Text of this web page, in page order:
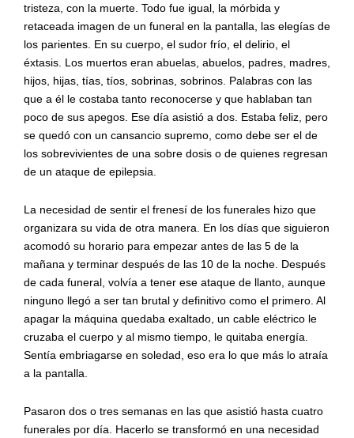
tristeza, con la muerte. Todo fue igual, la mórbida y
retaceada imagen de un funeral en la pantalla, las elegías de
los parientes. En su cuerpo, el sudor frío, el delirio, el
éxtasis. Los muertos eran abuelas, abuelos, padres, madres,
hijos, hijas, tías, tíos, sobrinas, sobrinos. Palabras con las
que a él le costaba tanto reconocerse y que hablaban tan
poco de sus apegos. Ese día asistió a dos. Estaba feliz, pero
se quedó con un cansancio supremo, como debe ser el de
los sobrevivientes de una sobre dosis o de quienes regresan
de un ataque de epilepsia.
La necesidad de sentir el frenesí de los funerales hizo que
organizara su vida de otra manera. En los días que siguieron
acomodó su horario para empezar antes de las 5 de la
mañana y terminar después de las 10 de la noche. Después
de cada funeral, volvía a tener ese ataque de llanto, aunque
ninguno llegó a ser tan brutal y definitivo como el primero. Al
apagar la máquina quedaba exaltado, un cable eléctrico le
cruzaba el cuerpo y al mismo tiempo, le quitaba energía.
Sentía embriagarse en soledad, eso era lo que más lo atraía
a la pantalla.
Pasaron dos o tres semanas en las que asistió hasta cuatro
funerales por día. Hacerlo se transformó en una necesidad